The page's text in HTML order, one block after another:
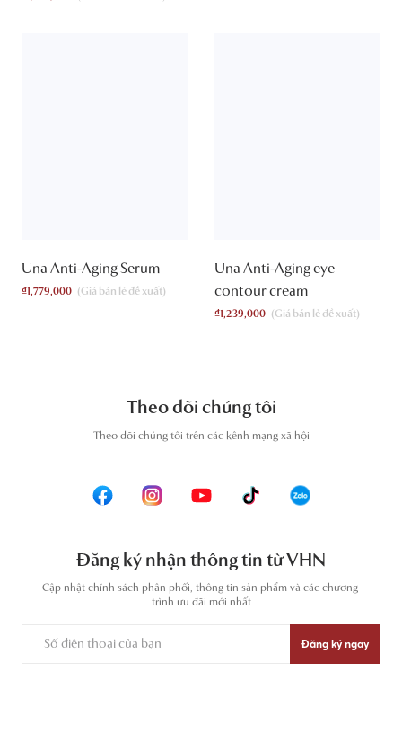
Una Anti-Aging Serum
₫1,779,000
Una Anti-Aging eye
contour cream
₫1,239,000
Theo dõi chúng tôi
Theo dõi chúng tôi trên các kênh mạng xã hội
Đăng ký nhận thông tin từ VHN
Cập nhật chính sách phân phối, thông tin sản phẩm và các chương
trình ưu đãi mới nhất
Đăng ký ngay